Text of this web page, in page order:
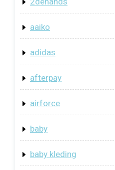
aaiko
adidas
afterpay
airforce
baby
baby kleding